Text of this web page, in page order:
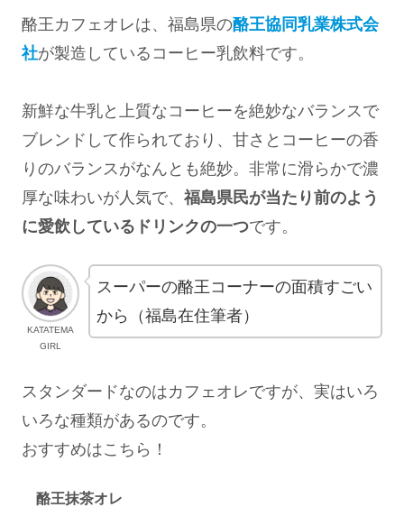
酪王カフェオレは、福島県の酪王協同乳業株式会
社が製造しているコーヒー乳飲料です。
新鮮な牛乳と上質なコーヒーを絶妙なバランスで
ブレンドして作られており、甘さとコーヒーの香
りのバランスがなんとも絶妙。非常に滑らかで濃
厚な味わいが人気で、 福島県民が当たり前のよう
に愛飲しているドリンクの一つです。
KATATEMA
GIRL
スーパーの酪王コーナーの面積すごい
から（福島在住筆者）
スタンダードなのはカフェオレですが、実はいろ
いろな種類があるのです。
おすすめはこちら！
酪王抹茶オレ